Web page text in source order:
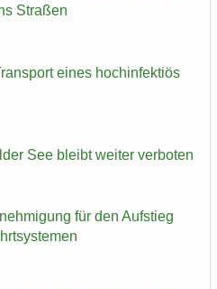
Stra­ßen
eines hoch­in­fek­ti­ös
See bleibt wei­ter ver­bo­ten
für den Auf­stieg